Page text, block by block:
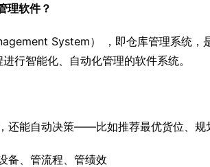
理软件？
System） ，即仓库管理系统，
行智能化、自动化管理的软件系统。
还能自动决策——比如推荐最优货位、规
备、管流程、管绩效